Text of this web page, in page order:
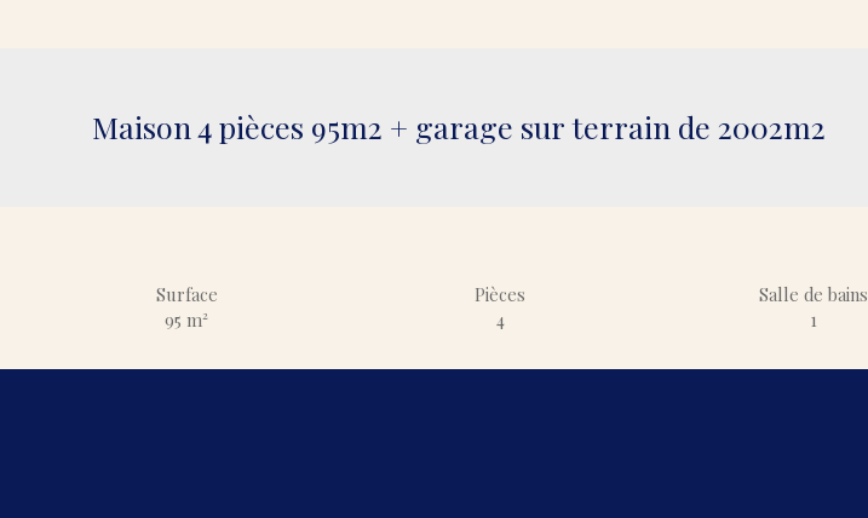
Maison 4 pièces 95m2 + garage sur terrain de 2002m2
Surface
95 m²
Pièces
4
Salle de bains
1